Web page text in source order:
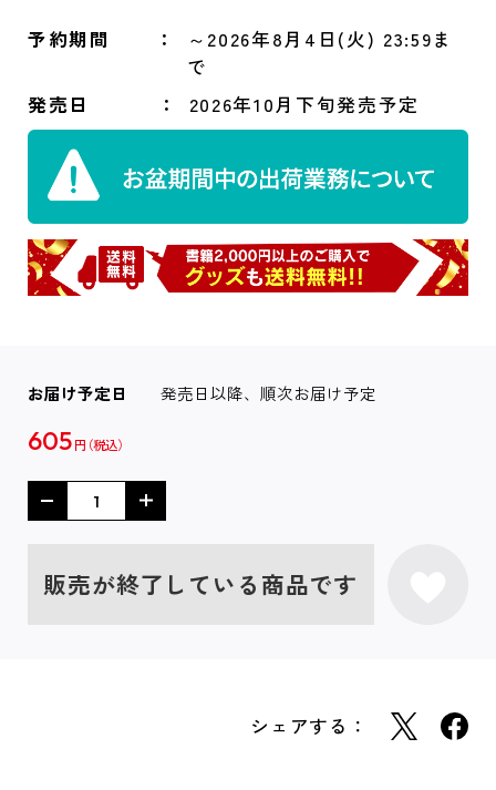
予約期間
～2026年8月4日(火) 23:59ま
で
発売日
2026年10月下旬発売予定
お届け予定日 発売日以降、順次お届け予定
605 円
販売が終了している商品です
シェアする：